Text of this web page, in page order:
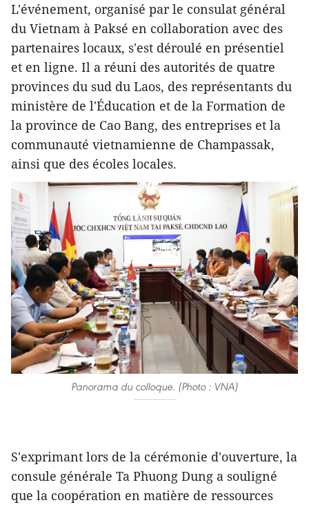
L'événement, organisé par le consulat général
du Vietnam à Paksé en collaboration avec des
partenaires locaux, s'est déroulé en présentiel
et en ligne. Il a réuni des autorités de quatre
provinces du sud du Laos, des représentants du
ministère de l'Éducation et de la Formation de
la province de Cao Bang, des entreprises et la
communauté vietnamienne de Champassak,
ainsi que des écoles locales.
Panorama du colloque. (Photo : VNA)
S'exprimant lors de la cérémonie d'ouverture, la
consule générale Ta Phuong Dung a souligné
que la coopération en matière de ressources